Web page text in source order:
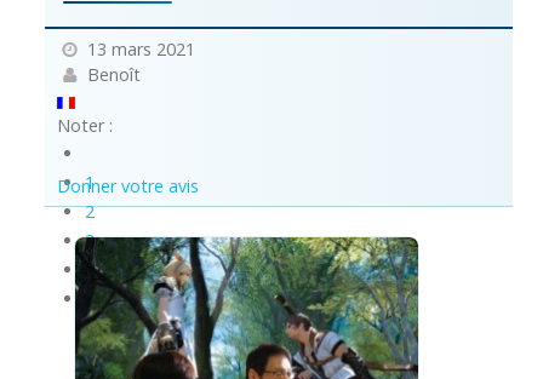
13 mars 2021
Benoît
Noter :
1
2
3
4
5
Donner votre avis